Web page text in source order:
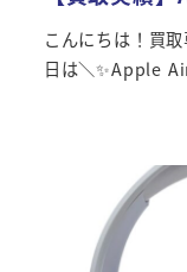
こんにちは！買
日は＼✨Apple